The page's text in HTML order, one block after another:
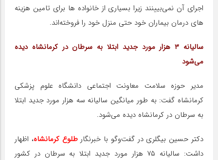
اجرای آن نمی‌بیینند زیرا بسیاری از خانواده ها برای تامین هزینه
های درمان بیماران خود حتی منزل خود را فروخته‌اند.
سالیانه ۳ هزار مورد جدید ابتلا به سرطان در کرمانشاه دیده
می‌شود
مدیر حوزه سلامت معاونت اجتماعی دانشگاه علوم پزشکی
کرمانشاه گفت: به طور میانگین سالیانه سه هزار مورد جدید ابتلا
به سرطان در کرمانشاه دیده می‌شود.
دکتر حسین بیگلری در گفت‌و‌گو با خبرنگارطلوع کرمانشاه، اظهار
داشت: سالیانه ۷۵ هزار مورد جدید ابتلا به سرطان در کشور